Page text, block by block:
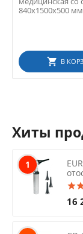
840x1500x500
В
Хиты
1
16